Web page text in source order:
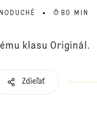
80 MIN
klasu Originál.
Zdieľať